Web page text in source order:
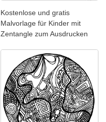
Kostenlose und gratis
Malvorlage für Kinder mit
Zentangle zum Ausdrucken